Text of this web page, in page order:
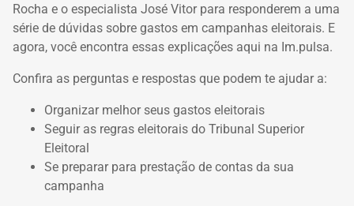
Rocha e o especialista José Vitor para responderem a uma
série de dúvidas sobre gastos em campanhas eleitorais. E
agora, você encontra essas explicações aqui na Im.pulsa.
Confira as perguntas e respostas que podem te ajudar a:
Organizar melhor seus gastos eleitorais
Seguir as regras eleitorais do Tribunal Superior
Eleitoral
Se preparar para prestação de contas da sua
campanha